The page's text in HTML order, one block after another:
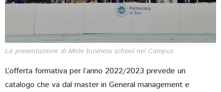
La presentazione di Mete business school nel Campus
L’offerta formativa per l’anno 2022/2023 prevede un
catalogo che va dal master in General management e